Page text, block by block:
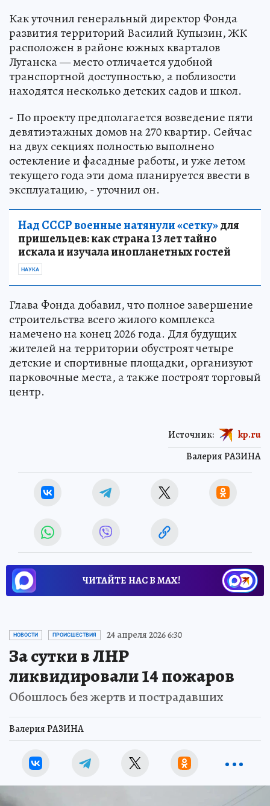
Как уточнил генеральный директор Фонда
развития территорий Василий Купызин, ЖК
расположен в районе южных кварталов
Луганска — место отличается удобной
транспортной доступностью, а поблизости
находятся несколько детских садов и школ.
- По проекту предполагается возведение пяти
девятиэтажных домов на 270 квартир. Сейчас
на двух секциях полностью выполнено
остекление и фасадные работы, и уже летом
текущего года эти дома планируется ввести в
эксплуатацию, - уточнил он.
Над СССР военные натянули «сетку»для
пришельцев: как страна 13 лет тайно
искала и изучала инопланетных гостей
НАУКА
Глава Фонда добавил, что полное завершение
строительства всего жилого комплекса
намечено на конец 2026 года. Для будущих
жителей на территории обустроят четыре
детские и спортивные площадки, организуют
парковочные места, а также построят торговый
центр.
Валерия РАЗИНА
Источник: kp.ru
ЧИТАЙТЕ НАС В МАХ!
НОВОСТИ ПРОИСШЕСТВИЯ 24 апреля 2026 6:30
За сутки в ЛНР
ликвидировали 14 пожаров
Обошлось без жертв и пострадавших
Валерия РАЗИНА